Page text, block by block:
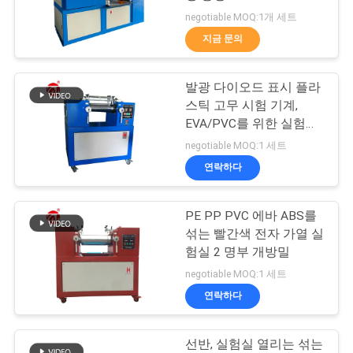
관
락
뉴
밴버리 혼합기
32
장력 시험기
33
negotiable MOQ:1개 세트
지금 문의
발광 다이오드 표시 플라
스틱 고무 시험 기계,
EVA/PVC를 위한 실험실
2 목록 뜨거운 선반
negotiable MOQ:1 세트
연락하다
PE PP PVC 에바 ABS를
섞는 빨간색 전자 가열 실
험실 2 명부 개방밀
negotiable MOQ:1 세트
연락하다
선반, 실험실 열리는 섞는